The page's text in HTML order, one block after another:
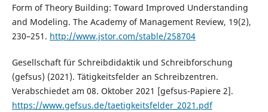
Form of Theory Building: Toward Improved Understanding
and Modeling. The Academy of Management Review, 19(2),
230–251. http://www.jstor.com/stable/258704
Gesellschaft für Schreibdidaktik und Schreibforschung
(gefsus) (2021). Tätigkeitsfelder an Schreibzentren.
Verabschiedet am 08. Oktober 2021 [gefsus-Papiere 2].
https://www.gefsus.de/taetigkeitsfelder_2021.pdf